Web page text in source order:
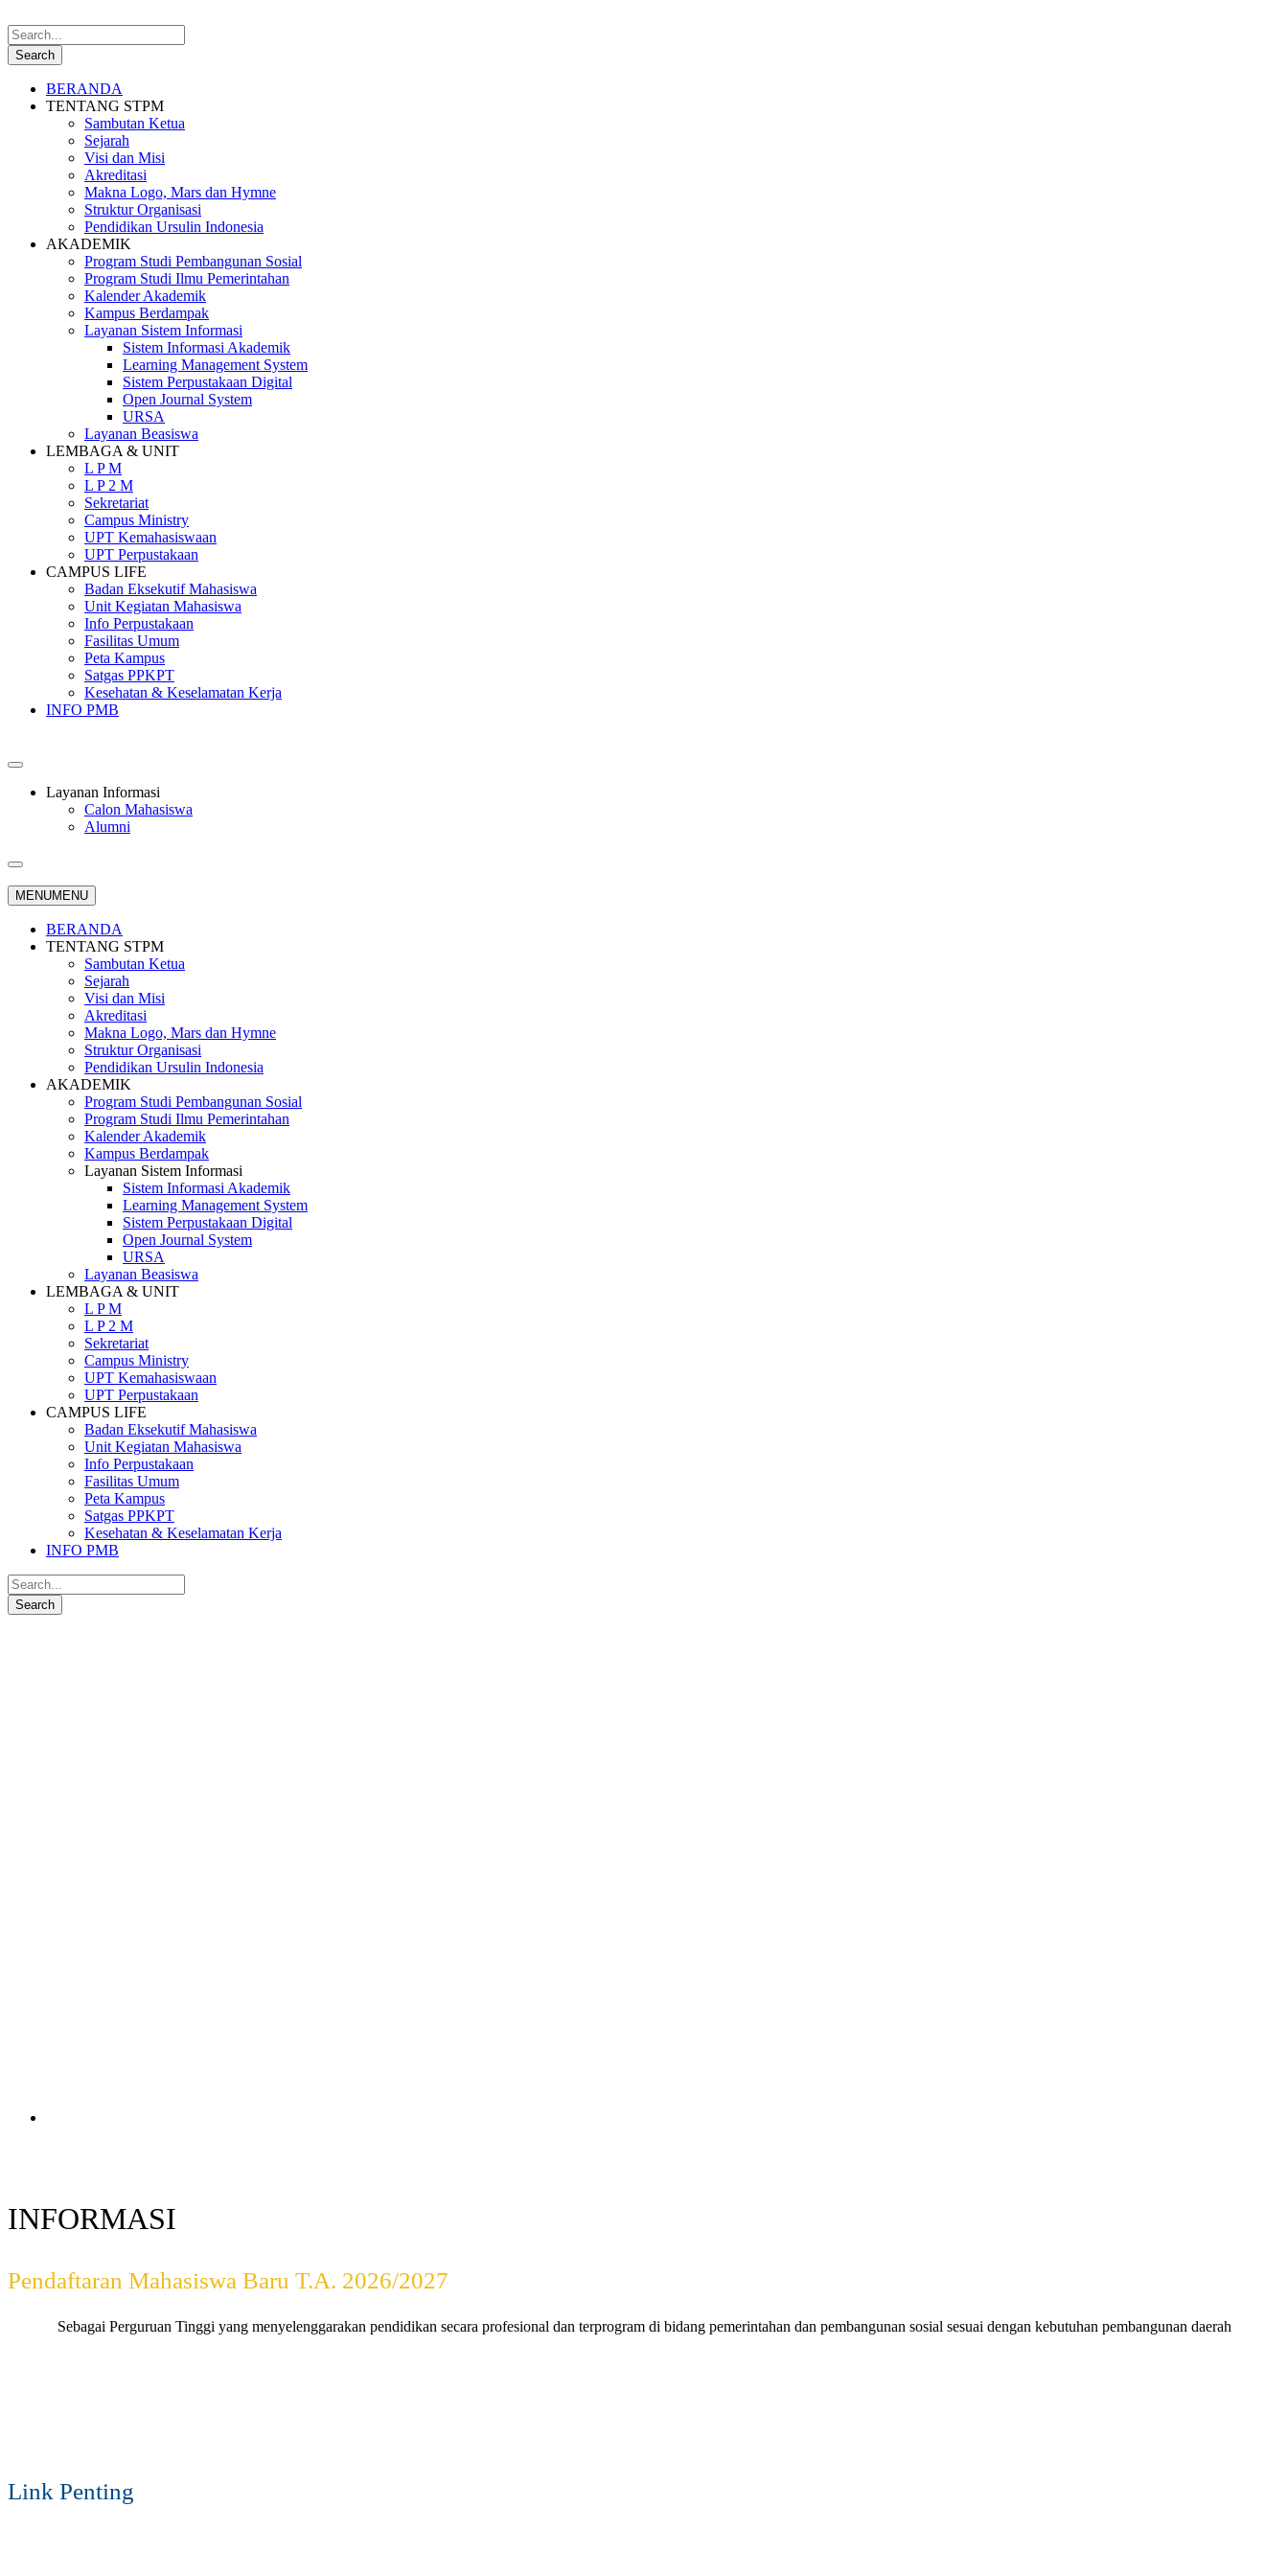
BERANDA
TENTANG STPM
Sambutan Ketua
Sejarah
Visi dan Misi
Akreditasi
Makna Logo, Mars dan Hymne
Struktur Organisasi
Pendidikan Ursulin Indonesia
AKADEMIK
Program Studi Pembangunan Sosial
Program Studi Ilmu Pemerintahan
Kalender Akademik
Kampus Berdampak
Layanan Sistem Informasi
Sistem Informasi Akademik
Learning Management System
Sistem Perpustakaan Digital
Open Journal System
URSA
Layanan Beasiswa
LEMBAGA & UNIT
L P M
L P 2 M
Sekretariat
Campus Ministry
UPT Kemahasiswaan
UPT Perpustakaan
CAMPUS LIFE
Badan Eksekutif Mahasiswa
Unit Kegiatan Mahasiswa
Info Perpustakaan
Fasilitas Umum
Peta Kampus
Satgas PPKPT
Kesehatan & Keselamatan Kerja
INFO PMB
Layanan Informasi
Calon Mahasiswa
Alumni
MENUMENU
BERANDA
TENTANG STPM
Sambutan Ketua
Sejarah
Visi dan Misi
Akreditasi
Makna Logo, Mars dan Hymne
Struktur Organisasi
Pendidikan Ursulin Indonesia
AKADEMIK
Program Studi Pembangunan Sosial
Program Studi Ilmu Pemerintahan
Kalender Akademik
Kampus Berdampak
Layanan Sistem Informasi
Sistem Informasi Akademik
Learning Management System
Sistem Perpustakaan Digital
Open Journal System
URSA
Layanan Beasiswa
LEMBAGA & UNIT
L P M
L P 2 M
Sekretariat
Campus Ministry
UPT Kemahasiswaan
UPT Perpustakaan
CAMPUS LIFE
Badan Eksekutif Mahasiswa
Unit Kegiatan Mahasiswa
Info Perpustakaan
Fasilitas Umum
Peta Kampus
Satgas PPKPT
Kesehatan & Keselamatan Kerja
INFO PMB
INFORMASI
Pendaftaran Mahasiswa Baru T.A. 2026/2027
Sebagai Perguruan Tinggi yang menyelenggarakan pendidikan secara profesional dan terprogram di bidang pemerintahan dan pembangunan sosial sesuai dengan kebutuhan pembangunan daerah
Link Penting